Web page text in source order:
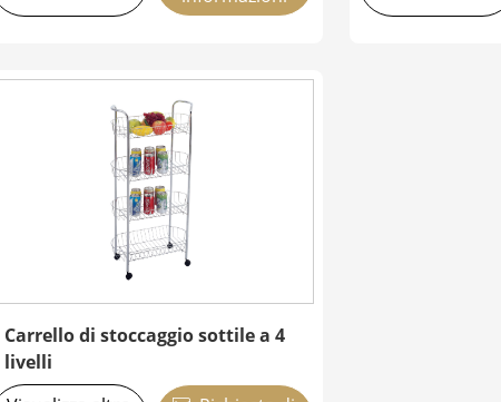
Carrello di stoccaggio sottile a 4
livelli